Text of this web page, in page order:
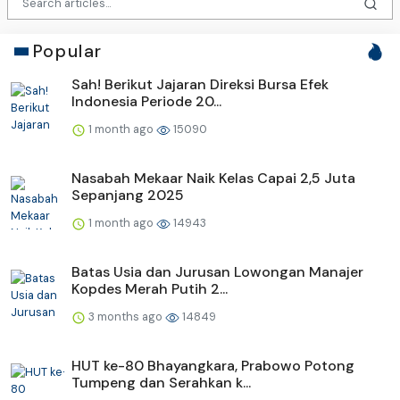
Popular
Sah! Berikut Jajaran Direksi Bursa Efek
Indonesia Periode 20...
1 month ago 15090
Nasabah Mekaar Naik Kelas Capai 2,5 Juta
Sepanjang 2025
1 month ago 14943
Batas Usia dan Jurusan Lowongan Manajer
Kopdes Merah Putih 2...
3 months ago 14849
HUT ke-80 Bhayangkara, Prabowo Potong
Tumpeng dan Serahkan k...